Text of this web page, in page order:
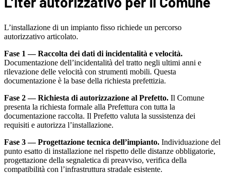
L’installazione di un impianto fisso richiede un percorso
autorizzativo articolato.
Fase 1 — Raccolta dei dati di incidentalità e velocità.
Documentazione dell’incidentalità del tratto negli ultimi anni e
rilevazione delle velocità con strumenti mobili. Questa
documentazione è la base della richiesta prefettizia.
Fase 2 — Richiesta di autorizzazione al Prefetto. Il Comune
presenta la richiesta formale alla Prefettura con tutta la
documentazione raccolta. Il Prefetto valuta la sussistenza dei
requisiti e autorizza l’installazione.
Fase 3 — Progettazione tecnica dell’impianto. Individuazione del
punto esatto di installazione nel rispetto delle distanze obbligatorie,
progettazione della segnaletica di preavviso, verifica della
compatibilità con l’infrastruttura stradale esistente.